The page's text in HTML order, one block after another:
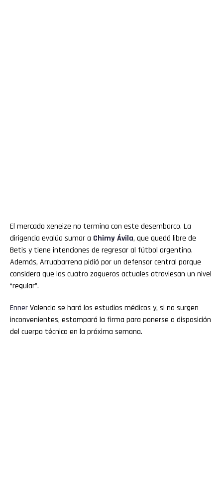
El mercado xeneize no termina con este desembarco. La
dirigencia evalúa sumar a Chimy Ávila, que quedó libre de
Betis y tiene intenciones de regresar al fútbol argentino.
Además, Arruabarrena pidió por un defensor central porque
considera que los cuatro zagueros actuales atraviesan un nivel
“regular”.
EnnerValencia se hará los estudios médicos y, si no surgen
inconvenientes, estampará la firma para ponerse a disposición
del cuerpo técnico en la próxima semana.